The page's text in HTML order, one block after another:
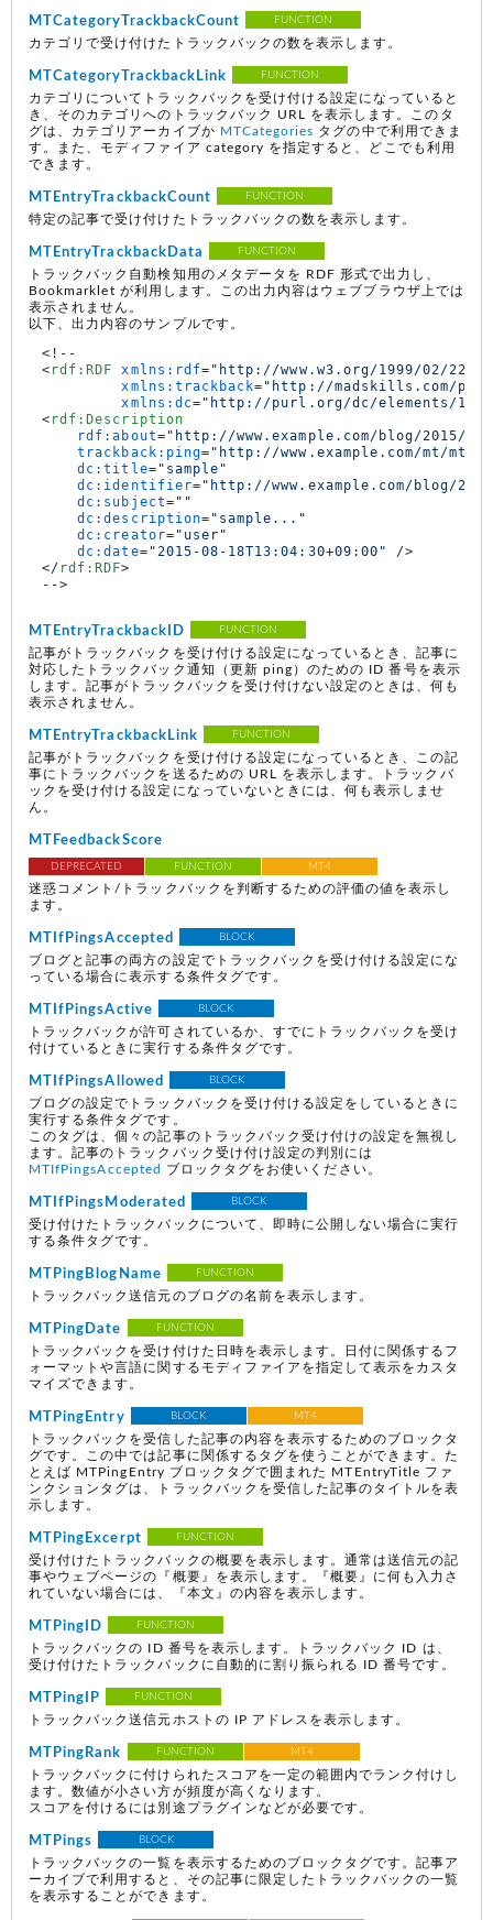
MTCategoryTrackbackCount FUNCTION
カテゴリで受け付けたトラックバックの数を表示します。
MTCategoryTrackbackLink FUNCTION
カテゴリについてトラックバックを受け付ける設定になっていると
き、そのカテゴリへのトラックバック URL を表示します。このタ
グは、カテゴリアーカイブか MTCategories タグの中で利用できま
す。また、モディファイア category を指定すると、どこでも利用
できます。
MTEntryTrackbackCount FUNCTION
特定の記事で受け付けたトラックバックの数を表示します。
MTEntryTrackbackData FUNCTION
トラックバック自動検知用のメタデータを RDF 形式で出力し、
Bookmarklet が利用します。この出力内容はウェブブラウザ上では
表示されません。
以下、出力内容のサンプルです。
< rdf:RDF xmlns:rdf= "http://www.w3.org/1999/02/22-
xmlns:trackback= "http://madskills.com/
xmlns:dc= "http://purl.org/dc/elements/
< rdf:Description
rdf:about= "http://www.example.com/blog/2015/
trackback:ping= "http://www.example.com/mt/mt-
dc:title= "sample"
dc:identifier= "http://www.example.com/blog/
dc:subject= ""
dc:description= "sample..."
dc:creator= "user"
dc:date= "2015-08-18T13:04:30+09:00"
/>
</ rdf:RDF>
MTEntryTrackbackID FUNCTION
記事がトラックバックを受け付ける設定になっているとき、記事に
対応したトラックバック通知（更新 ping）のための ID 番号を表示
します。記事がトラックバックを受け付けない設定のときは、何も
表示されません。
MTEntryTrackbackLink FUNCTION
記事がトラックバックを受け付ける設定になっているとき、この記
事にトラックバックを送るための URL を表示します。トラックバ
ックを受け付ける設定になっていないときには、何も表示しませ
ん。
MTFeedbackScore
DEPRECATED FUNCTION MT4
迷惑コメント/トラックバックを判断するための評価の値を表示し
ます。
MTIfPingsAccepted BLOCK
ブログと記事の両方の設定でトラックバックを受け付ける設定にな
っている場合に表示する条件タグです。
MTIfPingsActive BLOCK
トラックバックが許可されているか、すでにトラックバックを受け
付けているときに実行する条件タグです。
MTIfPingsAllowed BLOCK
ブログの設定でトラックバックを受け付ける設定をしているときに
実行する条件タグです。
このタグは、個々の記事のトラックバック受け付けの設定を無視し
ます。記事のトラックバック受け付け設定の判別には
MTIfPingsAccepted
ブロックタグをお使いください。
MTIfPingsModerated BLOCK
受け付けたトラックバックについて、即時に公開しない場合に実行
する条件タグです。
MTPingBlogName FUNCTION
トラックバック送信元のブログの名前を表示します。
MTPingDate FUNCTION
トラックバックを受け付けた日時を表示します。日付に関係するフ
ォーマットや言語に関するモディファイアを指定して表示をカスタ
マイズできます。
MTPingEntry BLOCK MT4
トラックバックを受信した記事の内容を表示するためのブロックタ
グです。この中では記事に関係するタグを使うことができます。た
とえば MTPingEntry ブロックタグで囲まれた MTEntryTitle ファ
ンクションタグは、トラックバックを受信した記事のタイトルを表
示します。
MTPingExcerpt FUNCTION
受け付けたトラックバックの概要を表示します。通常は送信元の記
事やウェブページの『概要』を表示します。『概要』に何も入力さ
れていない場合には、『本文』の内容を表示します。
MTPingID FUNCTION
トラックバックの ID 番号を表示します。トラックバック ID は、
受け付けたトラックバックに自動的に割り振られる ID 番号です。
MTPingIP FUNCTION
トラックバック送信元ホストの IP アドレスを表示します。
MTPingRank FUNCTION MT4
トラックバックに付けられたスコアを一定の範囲内でランク付けし
ます。数値が小さい方が頻度が高くなります。
スコアを付けるには別途プラグインなどが必要です。
MTPings BLOCK
トラックバックの一覧を表示するためのブロックタグです。記事ア
ーカイブで利用すると、その記事に限定したトラックバックの一覧
を表示することができます。